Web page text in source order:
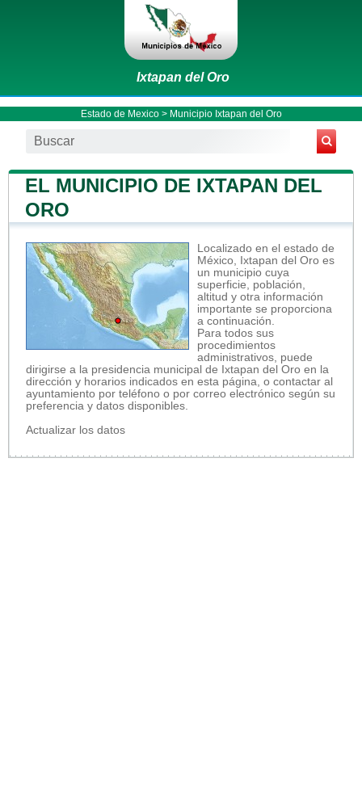
Ixtapan del Oro
Estado de Mexico> Municipio Ixtapan del Oro
EL MUNICIPIO DE IXTAPAN DEL
ORO
Localizado en el estado de
México, Ixtapan del Oro es
un municipio cuya
superficie, población,
altitud y otra información
importante se proporciona
a continuación.
Para todos sus
procedimientos
administrativos, puede
dirigirse a la presidencia municipal de Ixtapan del Oro en la
dirección y horarios indicados en esta página, o contactar al
ayuntamiento por teléfono o por correo electrónico según su
preferencia y datos disponibles.
Actualizar los datos